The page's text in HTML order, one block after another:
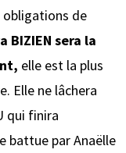
obligations de
BIZIEN sera la
elle est la plus
Elle ne lâchera
qui finira
battue par Anaëlle